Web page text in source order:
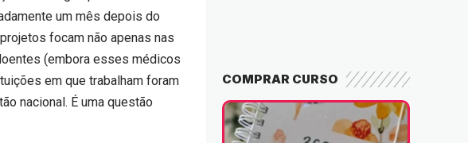
um mês depois do
focam não apenas nas
(embora esses médicos
em que trabalham foram
nacional. É uma questão
COMPRAR CURSO